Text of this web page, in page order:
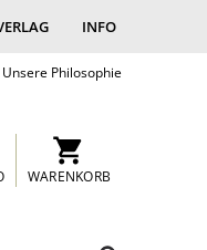
INFO
Unsere Philosophie
WARENKORB